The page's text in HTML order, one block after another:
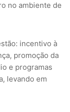
no ambiente de
incentivo à
promoção da
e programas
levando em